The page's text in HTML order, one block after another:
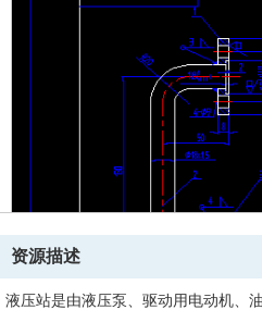
资源描述
液压站是由液压泵、驱动用电动机、